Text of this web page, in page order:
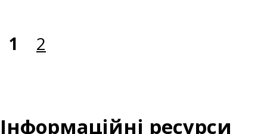
1 2
Інформаційні ресурси